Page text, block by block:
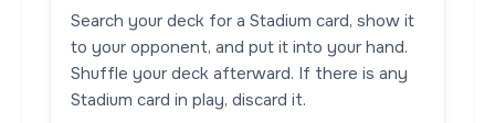
Search your deck for a Stadium card, show it
to your opponent, and put it into your hand.
Shuffle your deck afterward. If there is any
Stadium card in play, discard it.